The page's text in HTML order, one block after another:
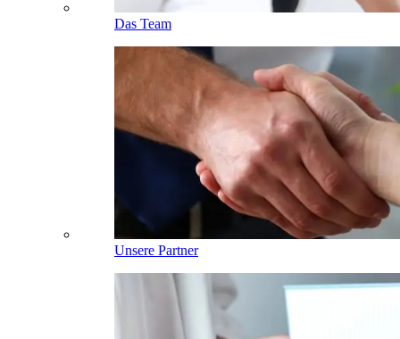
Das Team
Unsere Partner